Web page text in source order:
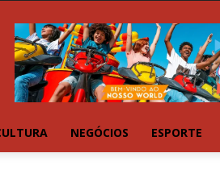
NEGÓCIOS ESPORTE